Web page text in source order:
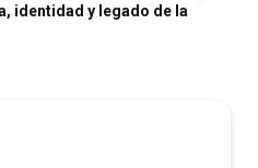
identidad y legado de la